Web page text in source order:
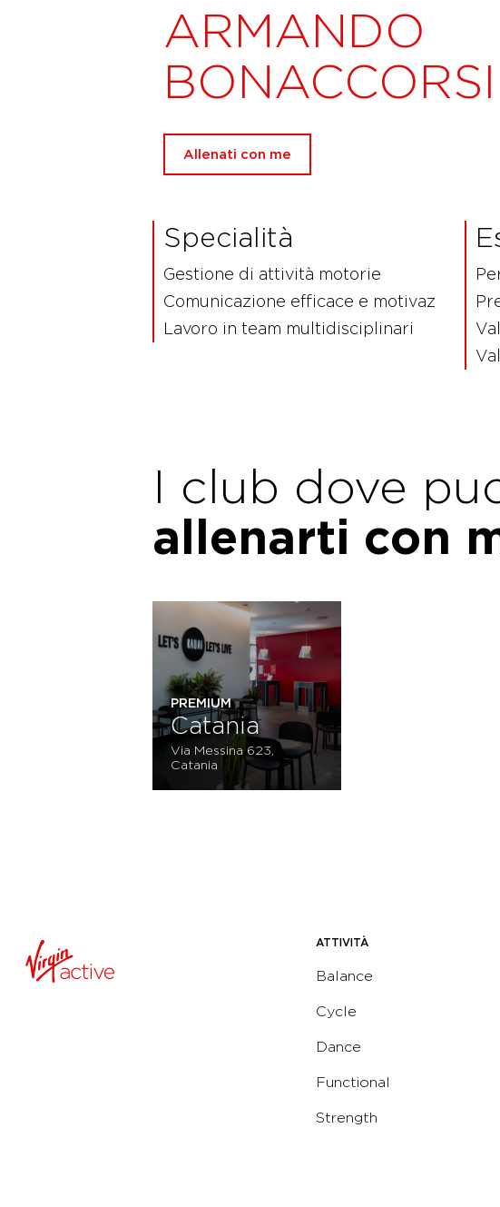
ARMANDO
BONACCORSI
Allenati con me
Specialità
Gestione di attività motorie
Comunicazione efficace e motivaz
Lavoro in team multidisciplinari
I club dove
allenarti con
PREMIUM
Catania
Via Messina 623,
Catania
ATTIVITÀ
Balance
Cycle
Dance
Functional
Strength